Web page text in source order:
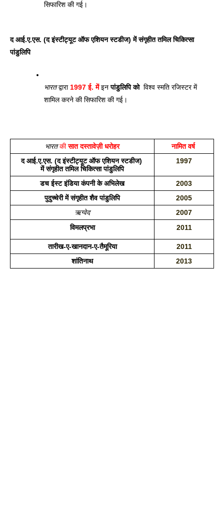
सिफारिश की गई।
द आई.ए.एस. (द इंस्टीट्यूट ऑफ एशियन स्टडीज) में संगृहीत तमिल चिकित्सा
पांडुलिपि
भारत द्वारा 1997 ई. में इन पांडुलिपि को विश्व स्मति रजिस्टर में
शामिल करने की सिफारिश की गई।
भारत की सात दस्तावेज़ी धरोहर
नामित वर्ष
द आई.ए.एस. (द इंस्टीट्यूट ऑफ एशियन स्टडीज)
में संगृहीत तमिल चिकित्सा पांडुलिपि
1997
डच ईस्ट इंडिया कंपनी के अभिलेख
2003
पुदुच्चेरी में संगृहीत शैव पांडुलिपि
2005
ऋग्वेद
2007
विमलप्रभा
2011
तारीख-ए-खानदान-ए-तैमूरिया
2011
शांतिनाथ
2013